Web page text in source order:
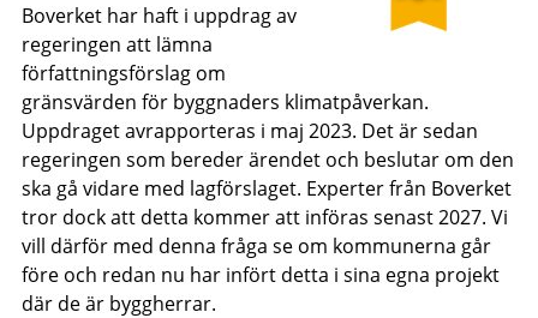
Boverket har haft i uppdrag av
regeringen att lämna
författningsförslag om
gränsvärden för byggnaders klimatpåverkan.
Uppdraget avrapporteras i maj 2023. Det är sedan
regeringen som bereder ärendet och beslutar om den
ska gå vidare med lagförslaget. Experter från Boverket
tror dock att detta kommer att införas senast 2027. Vi
vill därför med denna fråga se om kommunerna går
före och redan nu har infört detta i sina egna projekt
där de är byggherrar.